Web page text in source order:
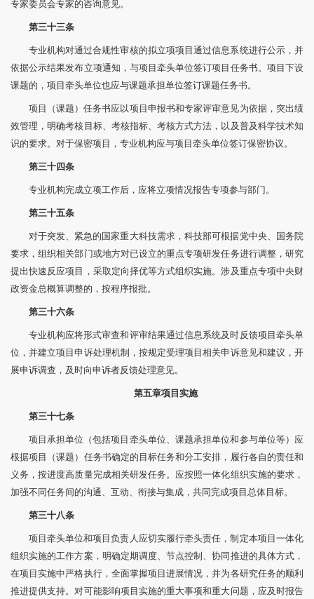
专家委员会专家的咨询意见。
第三十三条
专业机构对通过合规性审核的拟立项项目通过信息系统进行公示，并
依据公示结果发布立项通知，与项目牵头单位签订项目任务书。项目下设
课题的，项目牵头单位也应与课题承担单位签订课题任务书。
项目（课题）任务书应以项目申报书和专家评审意见为依据，突出绩
效管理，明确考核目标、考核指标、考核方式方法，以及普及科学技术知
识的要求。对于保密项目，专业机构应与项目牵头单位签订保密协议。
第三十四条
专业机构完成立项工作后，应将立项情况报告专项参与部门。
第三十五条
对于突发、紧急的国家重大科技需求，科技部可根据党中央、国务院
要求，组织相关部门或地方对已设立的重点专项研发任务进行调整，研究
提出快速反应项目，采取定向择优等方式组织实施。涉及重点专项中央财
政资金总概算调整的，按程序报批。
第三十六条
专业机构应将形式审查和评审结果通过信息系统及时反馈项目牵头单
位，并建立项目申诉处理机制，按规定受理项目相关申诉意见和建议，开
展申诉调查，及时向申诉者反馈处理意见。
第五章项目实施
第三十七条
项目承担单位（包括项目牵头单位、课题承担单位和参与单位等）应
根据项目（课题）任务书确定的目标任务和分工安排，履行各自的责任和
义务，按进度高质量完成相关研发任务。应按照一体化组织实施的要求，
加强不同任务间的沟通、互动、衔接与集成，共同完成项目总体目标。
第三十八条
项目牵头单位和项目负责人应切实履行牵头责任，制定本项目一体化
组织实施的工作方案，明确定期调度、节点控制、协同推进的具体方式，
在项目实施中严格执行，全面掌握项目进展情况，并为各研究任务的顺利
推进提供支持。对可能影响项目实施的重大事项和重大问题，应及时报告